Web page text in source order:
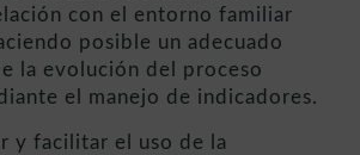
con el entorno familiar
posible un adecuado
la evolución del proceso
el manejo de indicadores.
y facilitar el uso de la